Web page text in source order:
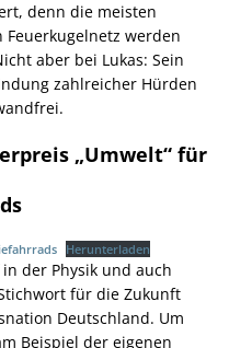
denn die meisten
Feuerkugelnetz werden
aber bei Lukas: Sein
zahlreicher Hürden
„Umwelt“ für
Herunterladen
der Physik und auch
für die Zukunft
Deutschland. Um
Beispiel der eigenen